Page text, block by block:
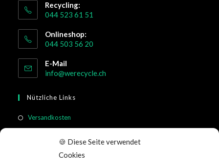
🍪 Diese Seite verwendet
Cookies
Recycling:
044 523 61 51
Onlineshop:
044 503 56 20
E-Mail
info@werecycle.ch
Nützliche Links
Versandkosten